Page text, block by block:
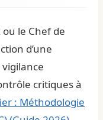
le Chef de
d’une
critiques à
: Méthodologie